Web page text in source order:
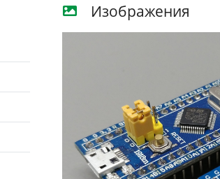
Изображения